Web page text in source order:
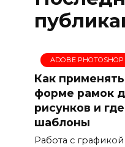
ADOBE PHOTOSHOP
Как
форме рамок
рисунков и
шаблоны
Работа с